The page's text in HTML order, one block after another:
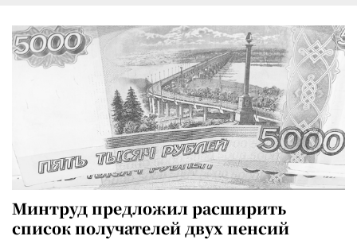
Минтруд предложил расширить
список получателей двух пенсий